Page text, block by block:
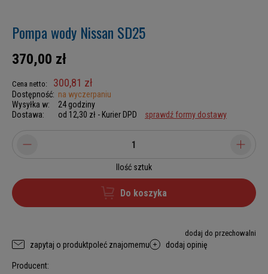
Pompa wody Nissan SD25
370,00 zł
Cena netto: 300,81 zł
Dostępność: na wyczerpaniu
Wysyłka w:
24 godziny
Dostawa:
od 12,30 zł - Kurier DPD sprawdź formy dostawy
Ilość sztuk
Do koszyka
dodaj do przechowalni
zapytaj o produktpoleć znajomemu dodaj opinię
Producent: